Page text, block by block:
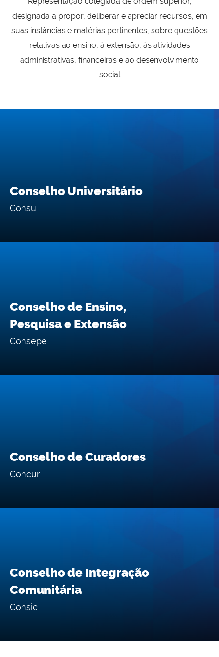
designada a propor, deliberar e apreciar recursos, em
suas instâncias e matérias pertinentes, sobre questões
relativas ao ensino, à extensão, às atividades
administrativas, financeiras e ao desenvolvimento
social
Conselho Universitário
Consu
Conselho de Ensino,
Pesquisa e Extensão
Consepe
Conselho de Curadores
Concur
Conselho de Integração
Comunitária
Consic